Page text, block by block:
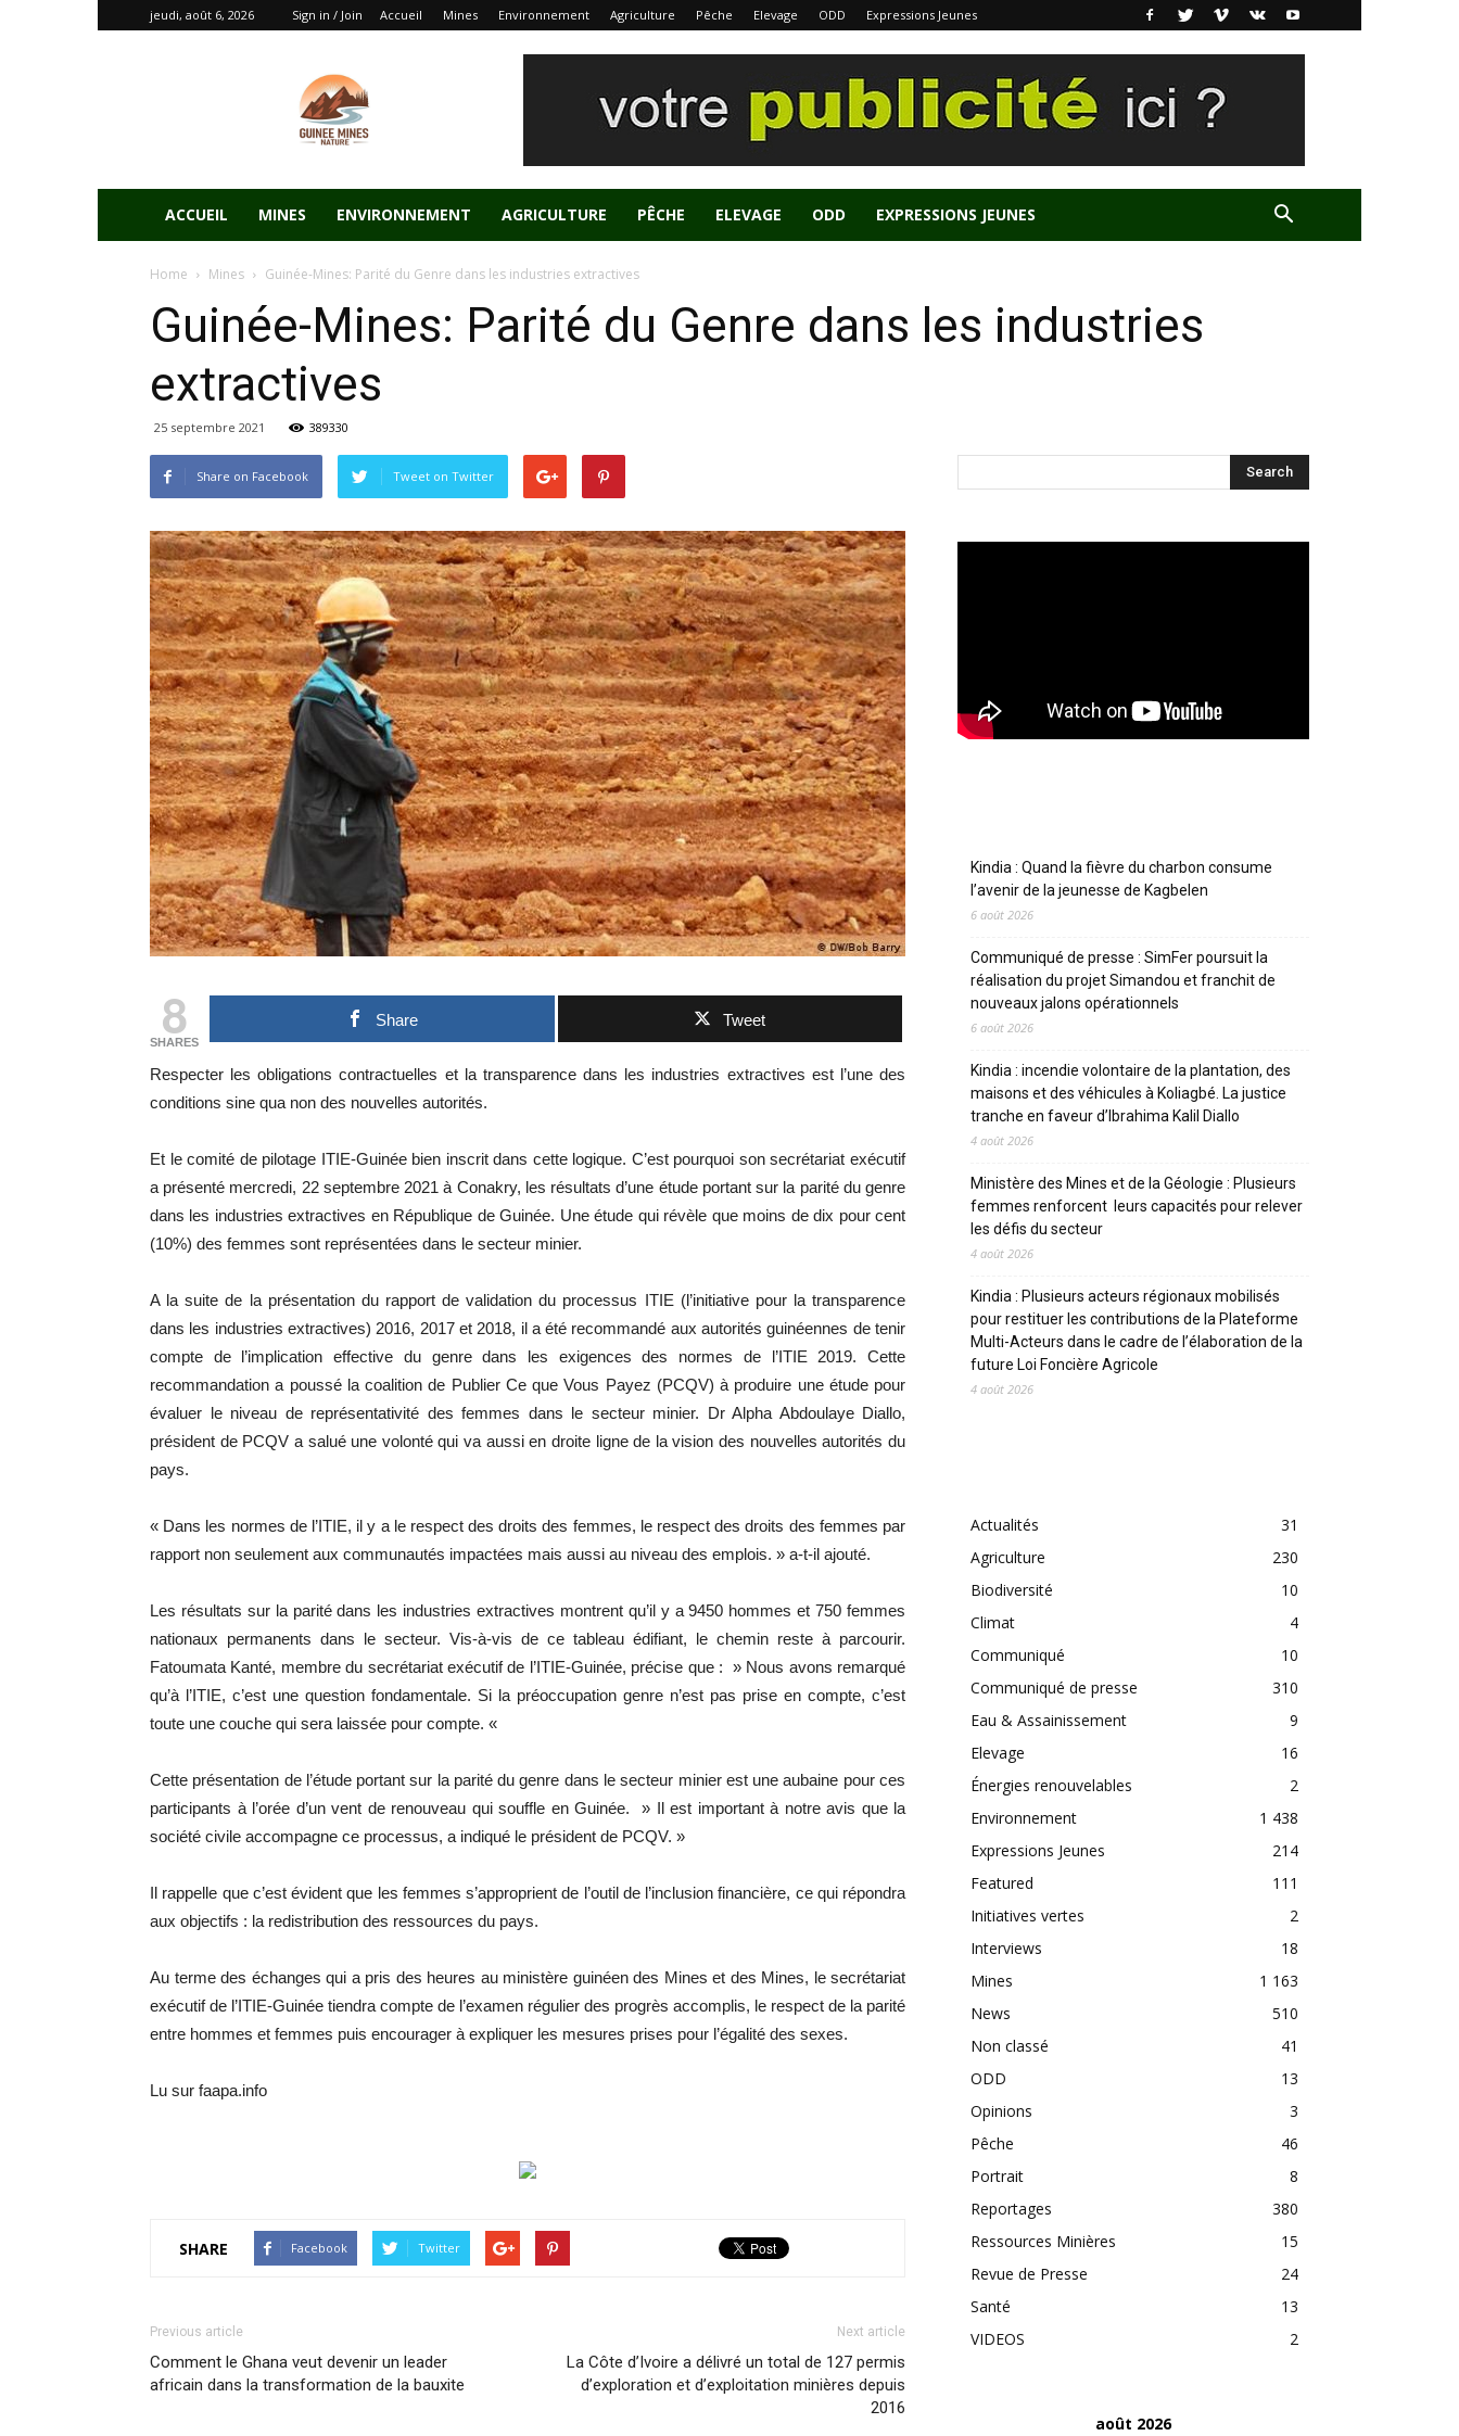
jeudi, août 6, 2026 Sign in / Join Accueil Mines Environnement Agriculture Pêche Elevage ODD Expressions Jeunes
ACCUEIL MINES ENVIRONNEMENT AGRICULTURE PÊCHE ELEVAGE ODD EXPRESSIONS JEUNES
Home Mines Guinée-Mines: Parité du Genre dans les industries extractives
Guinée-Mines: Parité du Genre dans les industries
extractives
25 septembre 2021 389330
Share on Facebook Tweet on Twitter
8
SHARES
Share Tweet
Respecter les obligations contractuelles et la transparence dans les industries extractives est l’une des
conditions sine qua non des nouvelles autorités.
Et le comité de pilotage ITIE-Guinée bien inscrit dans cette logique. C’est pourquoi son secrétariat exécutif
a présenté mercredi, 22 septembre 2021 à Conakry, les résultats d’une étude portant sur la parité du genre
dans les industries extractives en République de Guinée. Une étude qui révèle que moins de dix pour cent
(10%) des femmes sont représentées dans le secteur minier.
A la suite de la présentation du rapport de validation du processus ITIE (l’initiative pour la transparence
dans les industries extractives) 2016, 2017 et 2018, il a été recommandé aux autorités guinéennes de tenir
compte de l’implication effective du genre dans les exigences des normes de l’ITIE 2019. Cette
recommandation a poussé la coalition de Publier Ce que Vous Payez (PCQV) à produire une étude pour
évaluer le niveau de représentativité des femmes dans le secteur minier. Dr Alpha Abdoulaye Diallo,
président de PCQV a salué une volonté qui va aussi en droite ligne de la vision des nouvelles autorités du
pays.
« Dans les normes de l’ITIE, il y a le respect des droits des femmes, le respect des droits des femmes par
rapport non seulement aux communautés impactées mais aussi au niveau des emplois. » a-t-il ajouté.
Les résultats sur la parité dans les industries extractives montrent qu’il y a 9450 hommes et 750 femmes
nationaux permanents dans le secteur. Vis-à-vis de ce tableau édifiant, le chemin reste à parcourir.
Fatoumata Kanté, membre du secrétariat exécutif de l’ITIE-Guinée, précise que : » Nous avons remarqué
qu’à l’ITIE, c’est une question fondamentale. Si la préoccupation genre n’est pas prise en compte, c’est
toute une couche qui sera laissée pour compte. «
Cette présentation de l’étude portant sur la parité du genre dans le secteur minier est une aubaine pour ces
participants à l’orée d’un vent de renouveau qui souffle en Guinée. » Il est important à notre avis que la
société civile accompagne ce processus, a indiqué le président de PCQV. »
Il rappelle que c’est évident que les femmes s’approprient de l’outil de l’inclusion financière, ce qui répondra
aux objectifs : la redistribution des ressources du pays.
Au terme des échanges qui a pris des heures au ministère guinéen des Mines et des Mines, le secrétariat
exécutif de l’ITIE-Guinée tiendra compte de l’examen régulier des progrès accomplis, le respect de la parité
entre hommes et femmes puis encourager à expliquer les mesures prises pour l’égalité des sexes.
Lu sur faapa.info
SHARE Facebook Twitter
Previous article
Comment le Ghana veut devenir un leader
africain dans la transformation de la bauxite
Next article
La Côte d’Ivoire a délivré un total de 127 permis
d’exploration et d’exploitation minières depuis
2016
Kindia : Quand la fièvre du charbon consume
l’avenir de la jeunesse de Kagbelen
6 août 2026
Communiqué de presse : SimFer poursuit la
réalisation du projet Simandou et franchit de
nouveaux jalons opérationnels
6 août 2026
Kindia : incendie volontaire de la plantation, des
maisons et des véhicules à Koliagbé. La justice
tranche en faveur d’Ibrahima Kalil Diallo
4 août 2026
Ministère des Mines et de la Géologie : Plusieurs
femmes renforcent leurs capacités pour relever
les défis du secteur
4 août 2026
Kindia : Plusieurs acteurs régionaux mobilisés
pour restituer les contributions de la Plateforme
Multi-Acteurs dans le cadre de l’élaboration de la
future Loi Foncière Agricole
4 août 2026
Actualités
31
Agriculture
230
Biodiversité
10
Climat
4
Communiqué
10
Communiqué de presse
310
Eau & Assainissement
9
Elevage
16
Énergies renouvelables
2
Environnement
1 438
Expressions Jeunes
214
Featured
111
Initiatives vertes
2
Interviews
18
Mines
1 163
News
510
Non classé
41
ODD
13
Opinions
3
Pêche
46
Portrait
8
Reportages
380
Ressources Minières
15
Revue de Presse
24
Santé
13
VIDEOS
2
août 2026